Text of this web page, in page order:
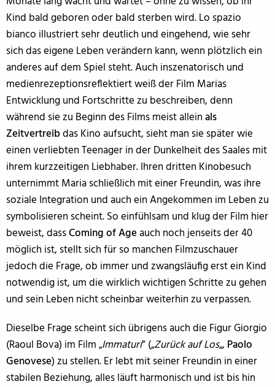
Kind bald geboren oder bald sterben wird. Lo spazio
bianco illustriert sehr deutlich und eingehend, wie sehr
sich das eigene Leben verändern kann, wenn plötzlich ein
anderes auf dem Spiel steht. Auch inszenatorisch und
medienrezeptionsreflektiert weiß der Film Marias
Entwicklung und Fortschritte zu beschreiben, denn
während sie zu Beginn des Films meist alleinals
Zeitvertreibdas Kino aufsucht, sieht man sie später wie
einen verliebten Teenager in der Dunkelheit des Saales mit
ihrem kurzzeitigen Liebhaber. Ihren dritten Kinobesuch
unternimmt Maria schließlich mit einer Freundin, was ihre
soziale Integration und auch ein Angekommen im Leben zu
symbolisieren scheint. So einfühlsam und klug der Film hier
beweist, dassComing of Ageauch noch jenseits der 40
möglich ist, stellt sich für so manchen Filmzuschauer
jedoch die Frage, ob immer und zwangsläufig erst ein Kind
notwendig ist, um die wirklich wichtigen Schritte zu gehen
und sein Leben nicht scheinbar weiterhin zu verpassen.
Dieselbe Frage scheint sich übrigens auch die Figur Giorgio
(Raoul Bova) im Film „Immaturi“ („Zurück auf Los„, Paolo
Genovese) zu stellen. Er lebt mit seiner Freundin in einer
stabilen Beziehung, alles läuft harmonisch und ist bis hin